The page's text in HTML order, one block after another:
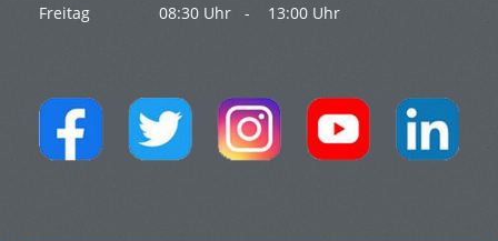
Freitag
08:30 Uhr - 13:00 Uhr